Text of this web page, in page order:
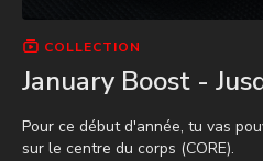
COLLECTION
January Boost -
Pour ce début d'année, tu vas
sur le centre du corps (CORE).